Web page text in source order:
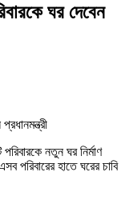
ঘর দেবেন
নতুন ঘর নির্মাণ
পরিবারের হাতে ঘরের চাবি